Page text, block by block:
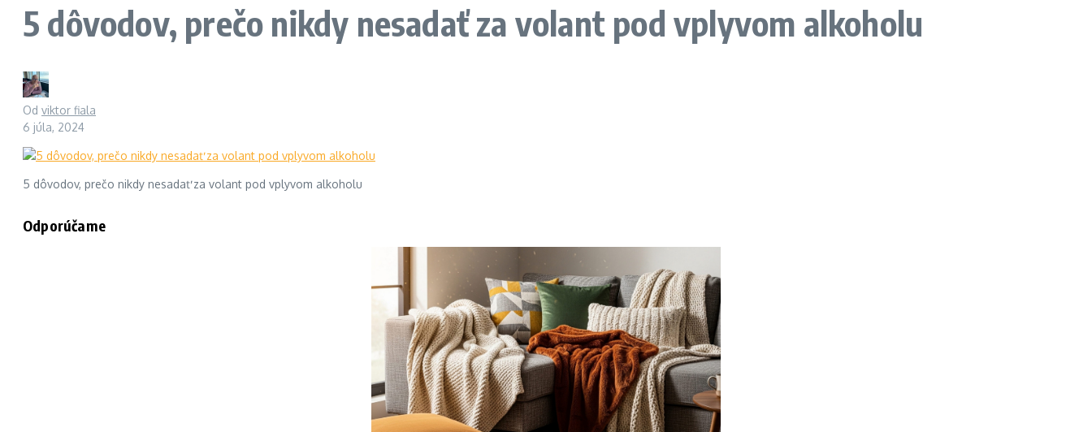
5 dôvodov, prečo nikdy nesadať za volant pod vplyvom alkoholu
Od viktor fiala
6 júla, 2024
5 dôvodov, prečo nikdy nesadať za volant pod vplyvom alkoholu
Odporúčame